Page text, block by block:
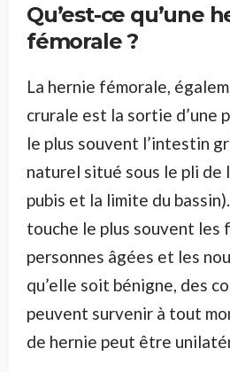
Qu’est-ce qu’une
fémorale ?
La hernie fémorale,
crurale est la sortie d’une
le plus souvent l’intestin
naturel situé sous le pli de
pubis et la limite du
touche le plus souvent les
personnes âgées et les
qu’elle soit bénigne, des
peuvent survenir à tout
de hernie peut être